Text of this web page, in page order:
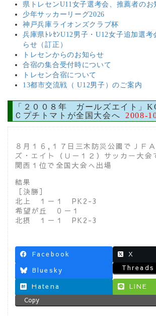
県トレセンU11女子選考会、推薦者のお
少年サッカーリーグ2026
神戸兵庫ライオンズクラブ杯
兵庫県ﾄﾚｾﾝU12男子・U12女子追加選考
らせ（訂正）
トレセンからのお知らせ
合宿の集合受付時について
トレセン合宿について
13都市交流戦（ U12男子）のご案内
「２００８年 ガールズエイト」
Ｃプチトマトが全国大会へ
2008-
８月１６,１７日三木防災公園でＪＦ
ズ・エイト（Ｕ－１２）サッカー大会
関西１位で全国大会へ出場
結果
［決勝］
北上 １－１ PK2-3
希望が丘 ０－１
北摂 １－１ PK2-3
Facebook
X
Bluesky
Threads
Hatena
LINE
Copy